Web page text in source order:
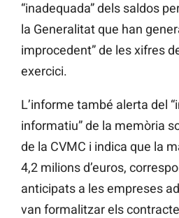
“inadequada” dels saldos
la Generalitat que han
improcedent” de les xifres
exercici.
L’informe també alerta del
informatiu” de la memòria
de la CVMC i indica que la
4,2 milions d’euros,
anticipats a les empreses
van formalitzar els